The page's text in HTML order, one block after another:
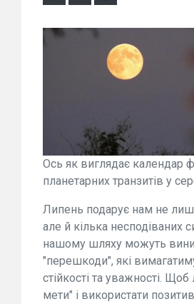
Ось як виглядає календар
планетарних транзитів у
Липень подарує нам не
але й кілька несподіваних
нашому шляху можуть
"перешкоди", які
стійкості та уважності.
мети" і використати